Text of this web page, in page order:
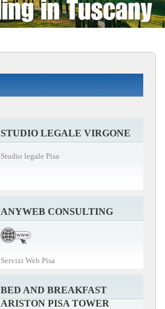
STUDIO LEGALE VIRGONE
Studio legale Pisa
ANYWEB CONSULTING
Servizi Web Pisa
BED AND BREAKFAST
ARISTON PISA TOWER